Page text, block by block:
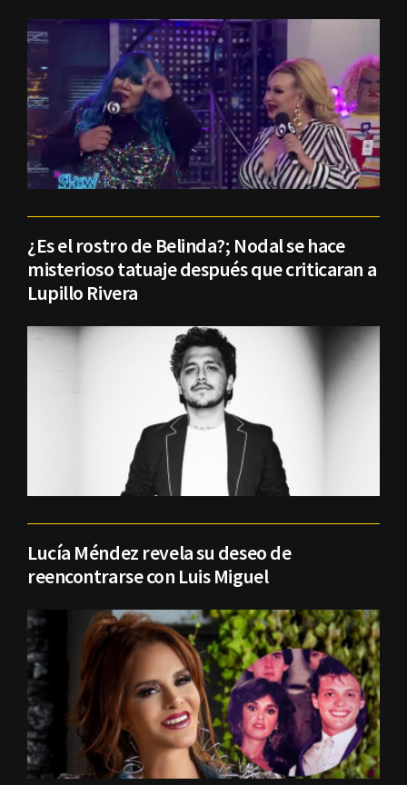
¿Es el rostro de Belinda?; Nodal se hace
misterioso tatuaje después que criticaran a
Lupillo Rivera
Lucía Méndez revela su deseo de
reencontrarse con Luis Miguel